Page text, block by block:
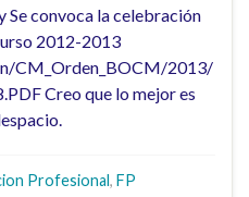
Se convoca la celebración
2012-2013
CM_Orden_BOCM/2013/
Creo que lo mejor es
Profesional, FP